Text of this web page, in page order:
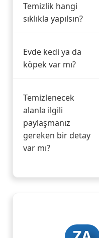
Temizlik hangi
sıklıkla yapılsın?
Evde kedi ya da
köpek var mı?
Temizlenecek
alanla ilgili
paylaşmanız
gereken bir detay
var mı?